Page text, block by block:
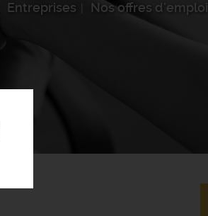
Entreprises Nos offres d'emploi